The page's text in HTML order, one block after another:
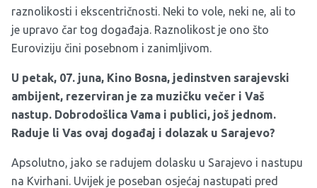
raznolikosti i ekscentričnosti. Neki to vole, neki ne, ali to
je upravo čar tog događaja. Raznolikost je ono što
Euroviziju čini posebnom i zanimljivom.
U petak, 07. juna, Kino Bosna, jedinstven sarajevski
ambijent, rezerviran je za muzičku večer i Vaš
nastup. Dobrodošlica Vama i publici, još jednom.
Raduje li Vas ovaj događaj i dolazak u Sarajevo?
Apsolutno, jako se radujem dolasku u Sarajevo i nastupu
na Kvirhani. Uvijek je poseban osjećaj nastupati pred